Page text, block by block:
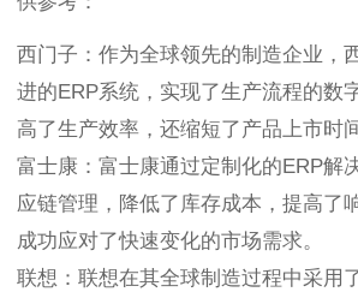
西门子：作为全球领先的制造企业，
进的ERP系统，实现了生产流程的数
高了生产效率，还缩短了产品上市时间
富士康：富士康通过定制化的ERP解
应链管理，降低了库存成本，提高了
成功应对了快速变化的市场需求。
联想：联想在其全球制造过程中采用